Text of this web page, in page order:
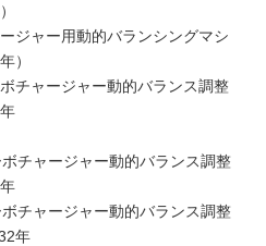
ジャー用動的バランシングマシ
）
チャージャー動的バランス調整
チャージャー動的バランス調整
チャージャー動的バランス調整
年